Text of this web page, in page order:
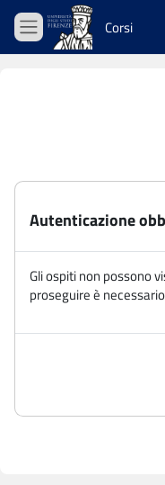
Vai al contenuto principale
Pannello laterale
Corsi
Autenticazione
Gli ospiti non possono
proseguire è